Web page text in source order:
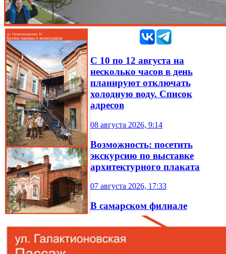
С 10 по 12 августа на
несколько часов в день
планируют отключать
холодную воду. Список
адресов
08 августа 2026, 9:14
Возможность: посетить
экскурсию по выставке
архитектурного плаката
07 августа 2026, 17:33
В самарском филиале